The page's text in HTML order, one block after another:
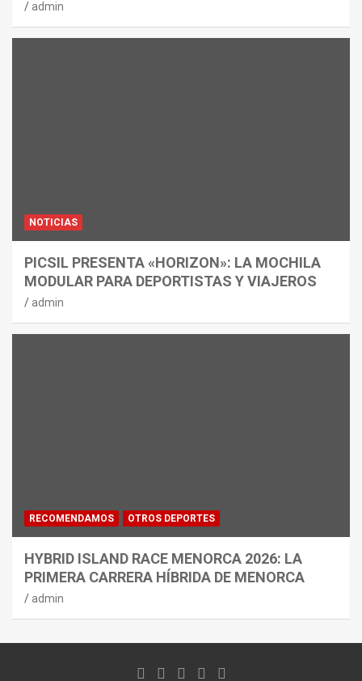
admin
NOTICIAS
PICSIL PRESENTA «HORIZON»: LA MOCHILA
MODULAR PARA DEPORTISTAS Y VIAJEROS
admin
RECOMENDAMOS OTROS DEPORTES
HYBRID ISLAND RACE MENORCA 2026: LA
PRIMERA CARRERA HÍBRIDA DE MENORCA
admin